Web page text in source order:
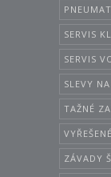
SERVIS
SERVIS
SLEVY
TAŽNÉ
ZÁVADY